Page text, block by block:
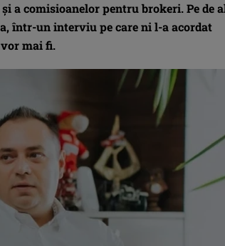
a comisioanelor pentru brokeri. Pe de
într-un interviu pe care ni l-a acordat
mai fi.